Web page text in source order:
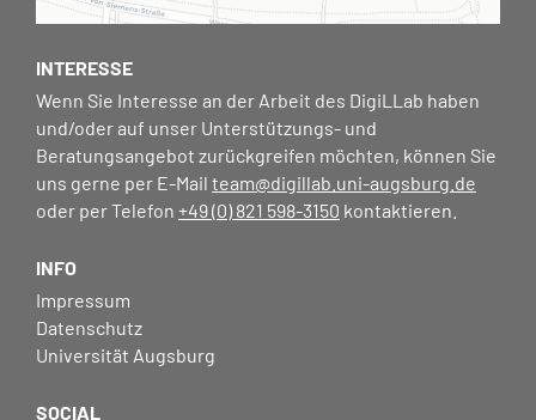
INTERESSE
Wenn Sie Interesse an der Arbeit des DigiLLab haben
und/oder auf unser Unterstützungs- und
Beratungsangebot zurückgreifen möchten, können Sie
uns gerne per E-Mail team@digillab.uni-augsburg.de
oder per Telefon +49 (0) 821 598-3150 kontaktieren.
INFO
Impressum
Datenschutz
Universität Augsburg
SOCIAL